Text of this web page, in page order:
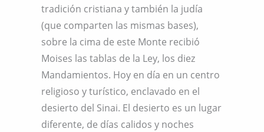
tradición cristiana y también la judía
(que comparten las mismas bases),
sobre la cima de este Monte recibió
Moises las tablas de la Ley, los diez
Mandamientos. Hoy en día en un centro
religioso y turístico, enclavado en el
desierto del Sinai. El desierto es un lugar
diferente, de días calidos y noches